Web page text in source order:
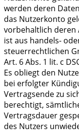
werden deren
das Nutzerkonto
vorbehaltlich deren
ist aus handels-
steuerrechtlichen
Art. 6 Abs. 1 lit. c
Es obliegt den
bei erfolgter
Vertragsende zu
berechtigt,
Vertragsdauer
des Nutzers